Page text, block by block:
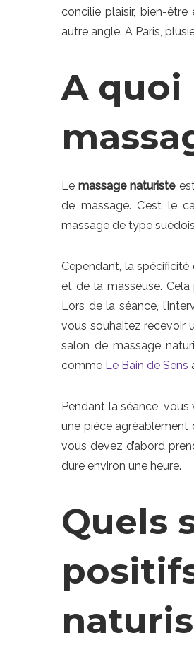
concilie plaisir, bien-
autre angle. A Paris,
A quoi
Le massage naturiste
de massage. C’est le
massage de type
Cependant, la spécificité
et de la masseuse. Cela
Lors de la séance,
vous souhaitez recevoir
salon de massage
comme Le Bain de Sens
Pendant la séance,
une pièce agréablement
vous devez d’abord
dure environ une heure.
Quels